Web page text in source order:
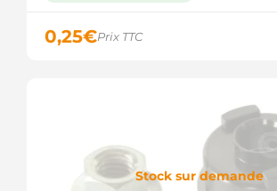
0,25€Prix TTC
Stock sur demande